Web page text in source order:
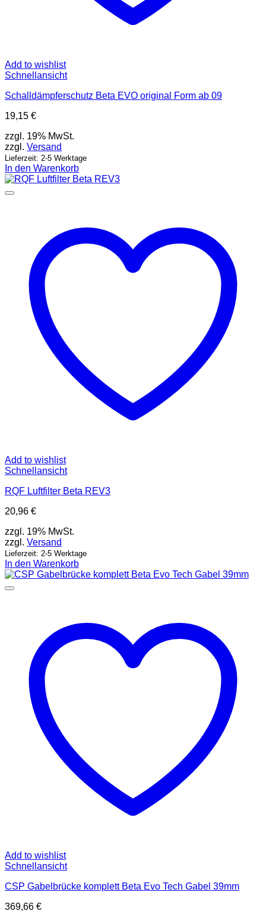
Add to wishlist
Schnellansicht
Schalldämpferschutz Beta EVO original Form ab 09
19,15 €
zzgl. 19% MwSt.
zzgl. Versand
Lieferzeit: 2-5 Werktage
In den Warenkorb
Add to wishlist
Schnellansicht
RQF Luftfilter Beta REV3
20,96 €
zzgl. 19% MwSt.
zzgl. Versand
Lieferzeit: 2-5 Werktage
In den Warenkorb
Add to wishlist
Schnellansicht
CSP Gabelbrücke komplett Beta Evo Tech Gabel 39mm
369,66 €